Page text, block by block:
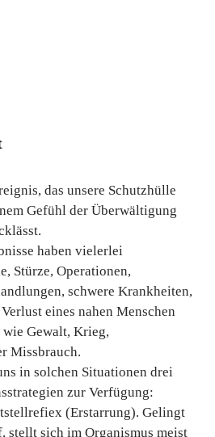
das unsere Schutzhülle
Gefühl der Überwältigung
haben vielerlei
Stürze, Operationen,
schwere Krankheiten,
eines nahen Menschen
wie Gewalt, Krieg,
Missbrauch.
in solchen Situationen drei
zur Verfügung:
(Erstarrung). Gelingt
stellt sich im Organismus meist